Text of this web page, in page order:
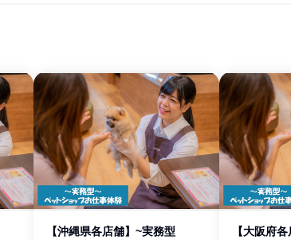
【沖縄県各店舗】~実務型
【大阪府